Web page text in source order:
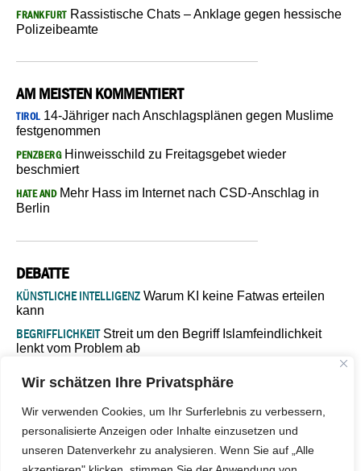
Wir schätzen Ihre Privatsphäre
Wir verwenden Cookies, um Ihr Surferlebnis zu verbessern,
personalisierte Anzeigen oder Inhalte einzusetzen und
unseren Datenverkehr zu analysieren. Wenn Sie auf „Alle
FRANKFURTRassistische Chats – Anklage gegen hessische
Polizeibeamte
AM MEISTEN KOMMENTIERT
TIROL14-Jähriger nach Anschlagsplänen gegen Muslime
festgenommen
PENZBERGHinweisschild zu Freitagsgebet wieder
beschmiert
HATE ANDMehr Hass im Internet nach CSD-Anschlag in
Berlin
DEBATTE
KÜNSTLICHE INTELLIGENZ Warum KI keine Fatwas erteilen
kann
BEGRIFFLICHKEITStreit um den Begriff Islamfeindlichkeit
lenkt vom Problem ab
Verantwortung bleibt“
ISLAMISCHE FAKULTÄT IN MÜNSTEREine kritische Schwelle für
die deutsche Religionspolitik
GASTBEITRAGWarum die muslimische Welt eine neue